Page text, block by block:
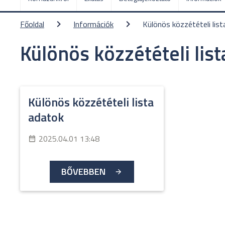
Főoldal Információk Különös közzétételi
Különös közzétételi
Különös közzétételi lista
adatok
2025.04.01 13:48
BŐVEBBEN